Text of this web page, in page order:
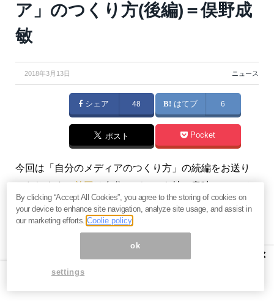
ア」のつくり方(後編)＝俣野成
敏
2018年3月13日 ニュース
シェア 48 はてブ 6
ポスト Pocket
今回は「自分のメディアのつくり方」の続編をお送り
いたします。前回は自分メディアを持つ意味について
お話をし、さらに必要となる事前知識などを中心にお
伝えしました。本号では、より具体的な内容に入って
けが知っている「お金の真実」』実践編
×
By clicking “Accept All Cookies”, you agree to the storing of cookies on
your device to enhance site navigation, analyze site usage, and assist in
our marketing efforts.Coolie policy
ok
settings